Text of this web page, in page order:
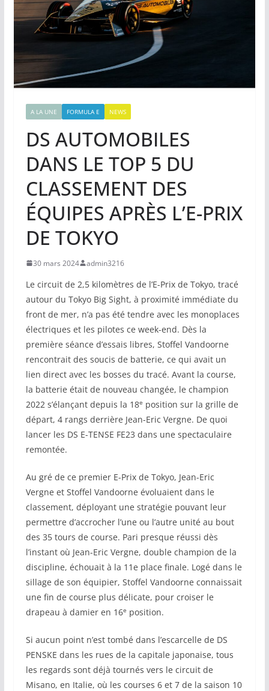
A LA UNE FORMULA E NEWS
DS AUTOMOBILES
DANS LE TOP 5 DU
CLASSEMENT DES
ÉQUIPES APRÈS L’E-PRIX
DE TOKYO
30 mars 2024 admin3216
Le circuit de 2,5 kilomètres de l’E-Prix de Tokyo, tracé
autour du Tokyo Big Sight, à proximité immédiate du
front de mer, n’a pas été tendre avec les monoplaces
électriques et les pilotes ce week-end. Dès la
première séance d’essais libres, Stoffel Vandoorne
rencontrait des soucis de batterie, ce qui avait un
lien direct avec les bosses du tracé. Avant la course,
la batterie était de nouveau changée, le champion
2022 s’élançant depuis la 18e position sur la grille de
départ, 4 rangs derrière Jean-Eric Vergne. De quoi
lancer les DS E-TENSE FE23 dans une spectaculaire
remontée.
Au gré de ce premier E-Prix de Tokyo, Jean-Eric
Vergne et Stoffel Vandoorne évoluaient dans le
classement, déployant une stratégie pouvant leur
permettre d’accrocher l’une ou l’autre unité au bout
des 35 tours de course. Pari presque réussi dès
l’instant où Jean-Eric Vergne, double champion de la
discipline, échouait à la 11e place finale. Logé dans le
sillage de son équipier, Stoffel Vandoorne connaissait
une fin de course plus délicate, pour croiser le
drapeau à damier en 16e position.
Si aucun point n’est tombé dans l’escarcelle de DS
PENSKE dans les rues de la capitale japonaise, tous
les regards sont déjà tournés vers le circuit de
Misano, en Italie, où les courses 6 et 7 de la saison 10